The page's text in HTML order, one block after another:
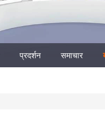
प्रदर्शन समाचार